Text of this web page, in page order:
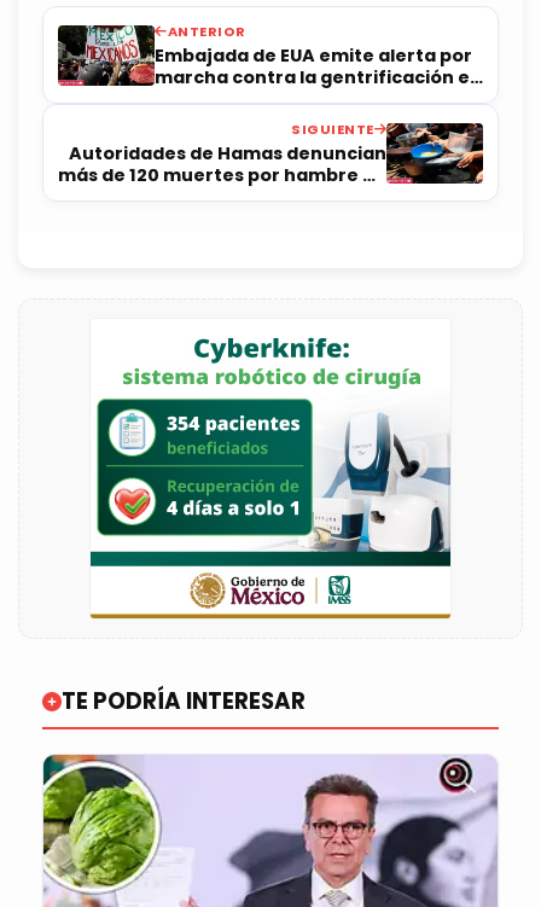
ANTERIOR
Embajada de EUA emite alerta por
marcha contra la gentrificación en
CDMX
SIGUIENTE
Autoridades de Hamas denuncian
más de 120 muertes por hambre en
Gaza
TE PODRÍA INTERESAR